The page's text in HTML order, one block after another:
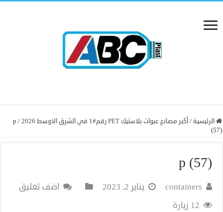
الرئيسية/أكبر مصانع عبوات بلاستيك PET رقم#1 في الشرق الاوسط 2026 /
p
(57)
p (57)
containers يناير 2, 2023
اضف تعليق
12 زيارة